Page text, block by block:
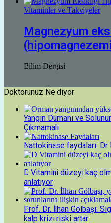
Vitaminler ve Takviyeler
Magnezyum
Bilim Dergisi
Doktorunuz Ne diyor
Yangın Dumanı ve
Çıkmamalı
Nattokinase faydaları: Dr
D Vitamini düzeyi kaç
anlatıyor
Prof. Dr. İlhan Gölbaşı:
kalp krizi riski artar